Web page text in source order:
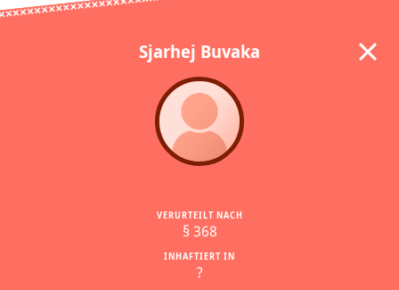
Sjarhej Buvaka
INHAFTIERT IN
?
VERURTEILT NACH
§ 368